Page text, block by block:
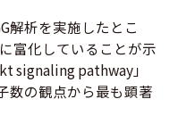
解析を実施したとこ
富化していることが示
signaling pathway」
数の観点から最も顕著